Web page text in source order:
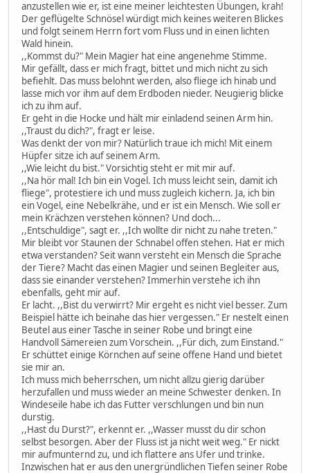
anzustellen wie er, ist eine meiner leichtesten Übungen, krah!
Der geflügelte Schnösel würdigt mich keines weiteren Blickes
und folgt seinem Herrn fort vom Fluss und in einen lichten
Wald hinein.
,,Kommst du?" Mein Magier hat eine angenehme Stimme.
Mir gefällt, dass er mich fragt, bittet und mich nicht zu sich
befiehlt. Das muss belohnt werden, also fliege ich hinab und
lasse mich vor ihm auf dem Erdboden nieder. Neugierig blicke
ich zu ihm auf.
Er geht in die Hocke und hält mir einladend seinen Arm hin.
,,Traust du dich?", fragt er leise.
Was denkt der von mir? Natürlich traue ich mich! Mit einem
Hüpfer sitze ich auf seinem Arm.
,,Wie leicht du bist." Vorsichtig steht er mit mir auf.
,,Na hör mal! Ich bin ein Vogel. Ich muss leicht sein, damit ich
fliege", protestiere ich und muss zugleich kichern. Ja, ich bin
ein Vogel, eine Nebelkrähe, und er ist ein Mensch. Wie soll er
mein Krächzen verstehen können? Und doch...
,,Entschuldige", sagt er. ,,Ich wollte dir nicht zu nahe treten."
Mir bleibt vor Staunen der Schnabel offen stehen. Hat er mich
etwa verstanden? Seit wann versteht ein Mensch die Sprache
der Tiere? Macht das einen Magier und seinen Begleiter aus,
dass sie einander verstehen? Immerhin verstehe ich ihn
ebenfalls, geht mir auf.
Er lacht. ,,Bist du verwirrt? Mir ergeht es nicht viel besser. Zum
Beispiel hätte ich beinahe das hier vergessen." Er nestelt einen
Beutel aus einer Tasche in seiner Robe und bringt eine
Handvoll Sämereien zum Vorschein. ,,Für dich, zum Einstand."
Er schüttet einige Körnchen auf seine offene Hand und bietet
sie mir an.
Ich muss mich beherrschen, um nicht allzu gierig darüber
herzufallen und muss wieder an meine Schwester denken. In
Windeseile habe ich das Futter verschlungen und bin nun
durstig.
,,Hast du Durst?", erkennt er. ,,Wasser musst du dir schon
selbst besorgen. Aber der Fluss ist ja nicht weit weg." Er nickt
mir aufmunternd zu, und ich flattere ans Ufer und trinke.
Inzwischen hat er aus den unergründlichen Tiefen seiner Robe